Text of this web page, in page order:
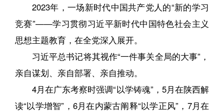
2023年，一场新时代中国共产党人的“新的学习
竞赛”——学习贯彻习近平新时代中国特色社会主义
思想主题教育，在全党深入展开。
习近平总书记将其视作“一件事关全局的大事”，
亲自谋划、亲自部署、亲自推动。
4月在广东考察时强调“以学铸魂”，5月在陕西解
读“以学增智”，6月在内蒙古阐释“以学正风”，7月在